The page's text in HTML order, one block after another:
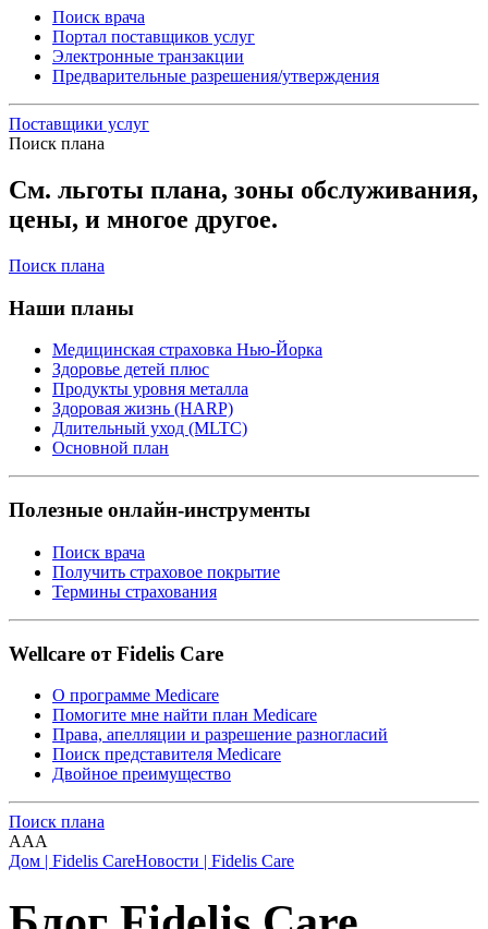
Поиск врача
Портал поставщиков услуг
Электронные транзакции
Предварительные разрешения/утверждения
Поставщики услуг
Поиск плана
См. льготы плана, зоны обслуживания,
цены, и многое другое.
Поиск плана
Наши планы
Медицинская страховка Нью-Йорка
Здоровье детей плюс
Продукты уровня металла
Здоровая жизнь (HARP)
Длительный уход (MLTC)
Основной план
Полезные онлайн-инструменты
Поиск врача
Получить страховое покрытие
Термины страхования
Wellcare от Fidelis Care
О программе Medicare
Помогите мне найти план Medicare
Права, апелляции и разрешение разногласий
Поиск представителя Medicare
Двойное преимущество
Поиск плана
AAA
Дом | Fidelis CareНовости | Fidelis Care